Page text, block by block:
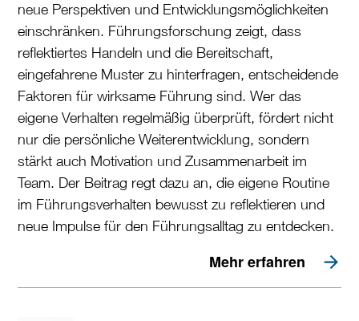
neue Perspektiven und Entwicklungsmöglichkeiten
einschränken. Führungsforschung zeigt, dass
reflektiertes Handeln und die Bereitschaft,
eingefahrene Muster zu hinterfragen, entscheidende
Faktoren für wirksame Führung sind. Wer das
eigene Verhalten regelmäßig überprüft, fördert nicht
nur die persönliche Weiterentwicklung, sondern
stärkt auch Motivation und Zusammenarbeit im
Team. Der Beitrag regt dazu an, die eigene Routine
im Führungsverhalten bewusst zu reflektieren und
neue Impulse für den Führungsalltag zu entdecken.
Mehr erfahren